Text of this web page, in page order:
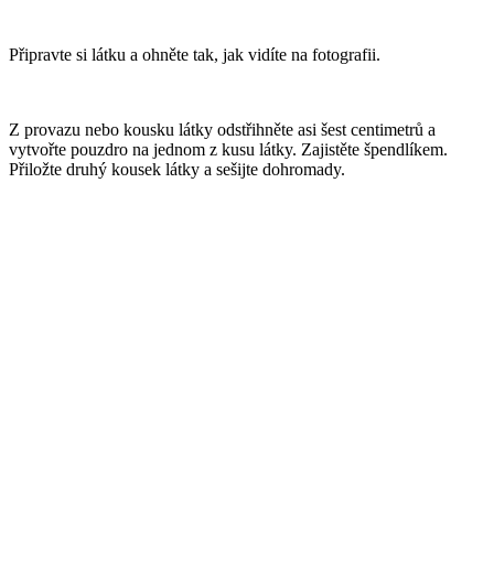
Připravte si látku a ohněte tak, jak vidíte na fotografii.
Z provazu nebo kousku látky odstřihněte asi šest centimetrů a
vytvořte pouzdro na jednom z kusu látky. Zajistěte špendlíkem.
Přiložte druhý kousek látky a sešijte dohromady.